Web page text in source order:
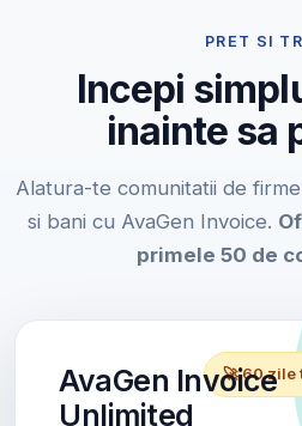
PRET SI
Incepi
inainte sa
Alatura-te comunitatii de
si bani cu AvaGen Invoice.
primele 50 de
🚀 60 zile
AvaGen Invoice
Unlimited